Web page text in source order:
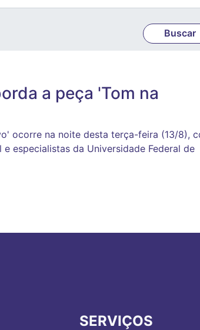
a peça 'Tom na
ocorre na noite desta terça-feira (13/8),
especialistas da Universidade Federal de
SERVIÇOS